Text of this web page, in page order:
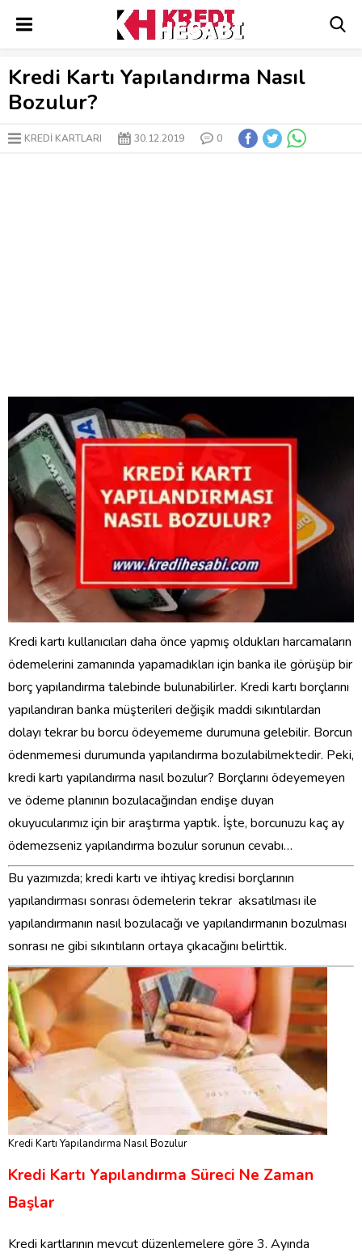
Kredi Kartı Yapılandırma Nasıl
Bozulur?
KREDİ KARTLARI 30.12.2019 0
Kredi kartı kullanıcıları daha önce yapmış oldukları harcamaların
ödemelerini zamanında yapamadıkları için banka ile görüşüp bir
borç yapılandırma talebinde bulunabilirler. Kredi kartı borçlarını
yapılandıran banka müşterileri değişik maddi sıkıntılardan
dolayı tekrar bu borcu ödeyememe durumuna gelebilir. Borcun
ödenmemesi durumunda yapılandırma bozulabilmektedir. Peki,
kredi kartı yapılandırma nasıl bozulur? Borçlarını ödeyemeyen
ve ödeme planının bozulacağından endişe duyan
okuyucularımız için bir araştırma yaptık. İşte, borcunuzu kaç ay
ödemezseniz yapılandırma bozulur sorunun cevabı…
Bu yazımızda; kredi kartı ve ihtiyaç kredisi borçlarının
yapılandırması sonrası ödemelerin tekrar aksatılması ile
yapılandırmanın nasıl bozulacağı ve yapılandırmanın bozulması
sonrası ne gibi sıkıntıların ortaya çıkacağını belirttik.
Kredi Kartı Yapılandırma Nasıl Bozulur
Kredi Kartı Yapılandırma Süreci Ne Zaman
Başlar
Kredi kartlarının mevcut düzenlemelere göre 3. Ayında